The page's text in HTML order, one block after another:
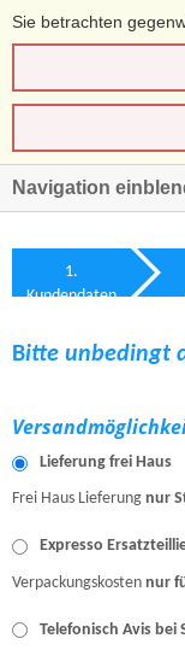
Sie betrachten
Navigation
1.
Kundendaten
Bitte unbedingt
Lieferung frei Haus
Frei Haus Lieferung nur
Expresso
Verpackungskosten nur
Telefonisch Avis bei